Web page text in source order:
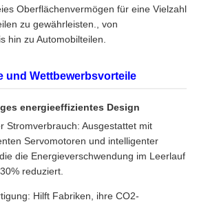
Oberflächenvermögen für eine Vielzahl
zu gewährleisten., von
hin zu Automobilteilen.
und Wettbewerbsvorteile
energieeffizientes Design
Stromverbrauch: Ausgestattet mit
Servomotoren und intelligenter
die Energieverschwendung im Leerlauf
reduziert.
Hilft Fabriken, ihre CO2-